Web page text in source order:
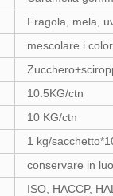
Fragola, mela,
mescolare i
10.5KG/ctn
10 KG/ctn
1 kg/
conservare in
ISO, HACCP,